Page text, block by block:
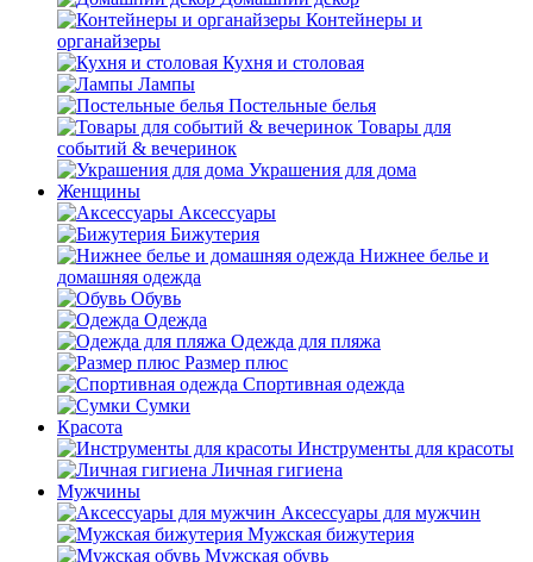
Контейнеры и
органайзеры
Кухня и столовая
Лампы
Постельные белья
Товары для
событий & вечеринок
Украшения для дома
Женщины
Аксессуары
Бижутерия
Нижнее белье и
домашняя одежда
Обувь
Одежда
Одежда для пляжа
Размер плюс
Спортивная одежда
Сумки
Красота
Инструменты для красоты
Личная гигиена
Мужчины
Аксессуары для мужчин
Мужская бижутерия
Мужская обувь